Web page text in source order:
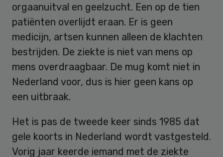
orgaanuitval en geelzucht. Een op de tien
patiënten overlijdt eraan. Er is geen
medicijn, artsen kunnen alleen de klachten
bestrijden. De ziekte is niet van mens op
mens overdraagbaar. De mug komt niet in
Nederland voor, dus is hier geen kans op
een uitbraak.
Het is pas de tweede keer sinds 1985 dat
gele koorts in Nederland wordt vastgesteld.
Vorig jaar keerde iemand met de ziekte